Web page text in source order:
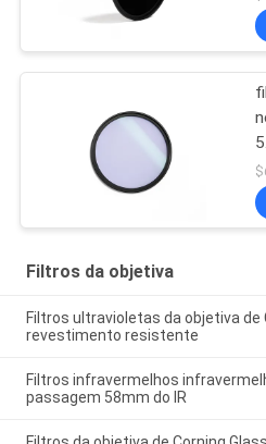
Filtros da objetiva
Filtros ultravioletas da objetiva
revestimento resistente
Filtros infravermelhos
passagem 58mm do IR